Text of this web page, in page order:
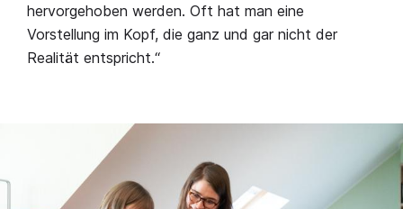
hervorgehoben werden. Oft hat man eine
Vorstellung im Kopf, die ganz und gar nicht der
Realität entspricht.“